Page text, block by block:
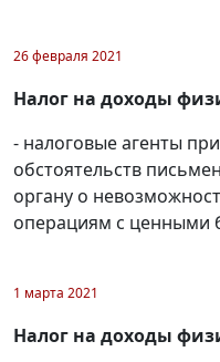
26 февраля 2021
Налог на доходы
- налоговые агенты
обстоятельств
органу о
операциям с ценными
1 марта 2021
Налог на доходы